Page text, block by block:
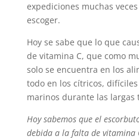
expediciones muchas
escoger.
Hoy se sabe que lo que
de vitamina C, que como
solo se encuentra en los
todo en los cítricos,
marinos durante las largas
Hoy sabemos que el
debida a la falta de vitamina